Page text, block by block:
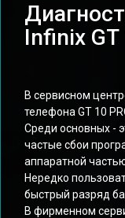
Infinix
В сервисном
телефона GT 10
Среди основных -
частые сбои
аппаратной
Нередко
быстрый разряд
В фирменном